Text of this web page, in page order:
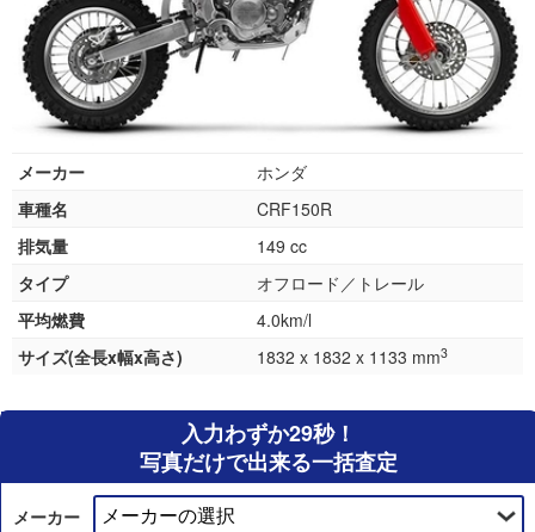
メーカー
ホンダ
車種名
CRF150R
排気量
149 cc
タイプ
オフロード／トレール
平均燃費
4.0km/l
サイズ(全長x幅x高さ)
1832 x 1832 x 1133 mm3
入力わずか29秒！
写真だけで出来る一括査定
メーカー